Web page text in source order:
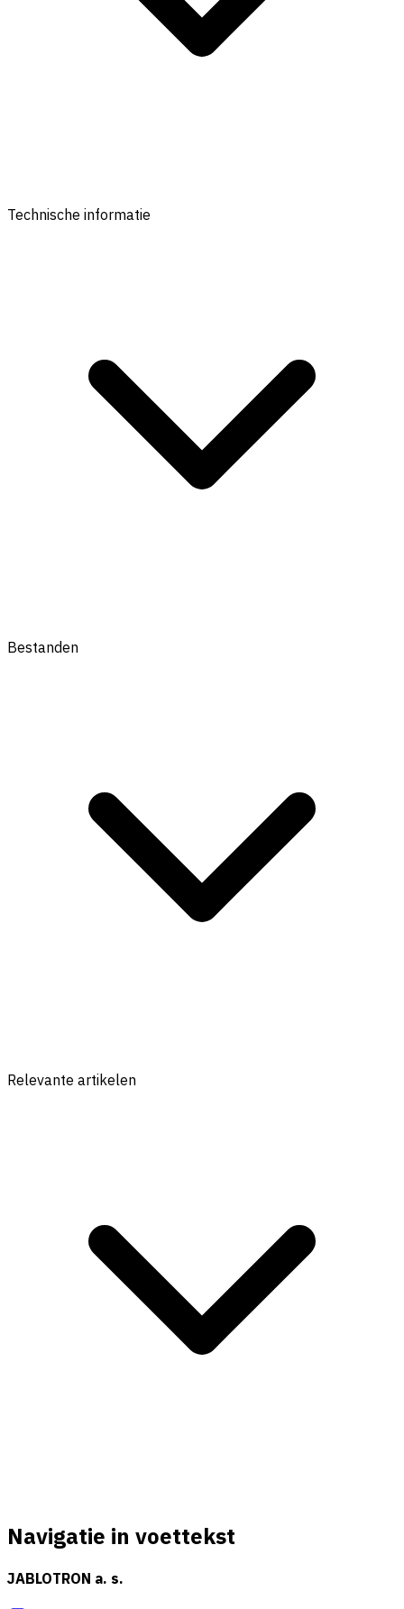
Technische informatie
Bestanden
Relevante artikelen
Navigatie in voettekst
JABLOTRON a. s.